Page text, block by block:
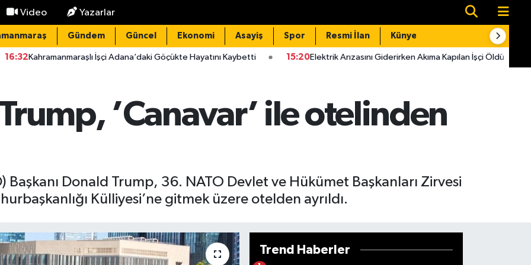
Video Yazarlar
Gündem Güncel Ekonomi Asayiş Spor Resmi İlan Künye
İşçi Adana’daki Göçükte Hayatını Kaybetti 15:20Elektrik Arızasını Giderirken Akıma Kapılan İşçi Öldü 15:14
’Canavar’ ile otelinden
Başkanı Donald Trump, 36. NATO Devlet ve Hükümet Başkanları Zirvesi
Külliyesi’ne gitmek üzere otelden ayrıldı.
Trend Haberler